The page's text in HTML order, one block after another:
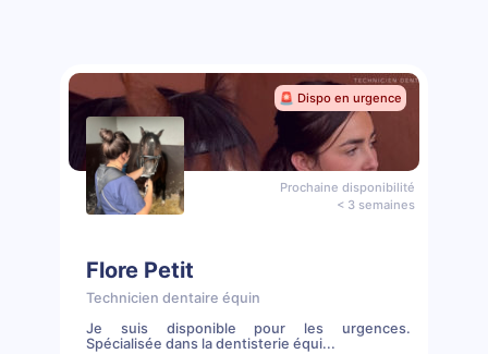
🚨 Dispo en urgence
Prochaine disponibilité
< 3 semaines
Flore Petit
Technicien dentaire équin
Je suis disponible pour les urgences.
Spécialisée dans la dentisterie équi...